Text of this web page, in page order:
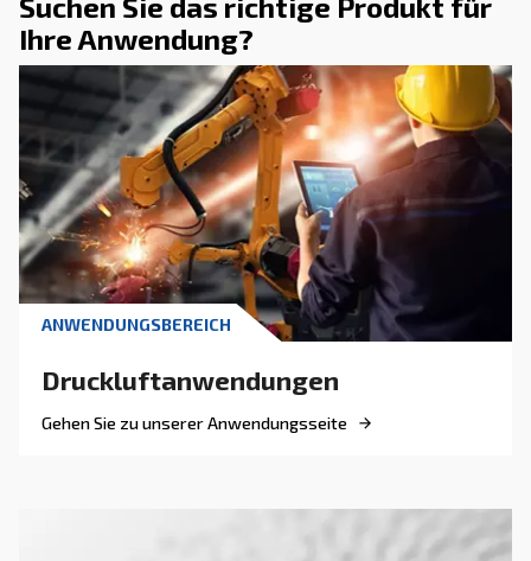
vorbeugende Maßnahmen
Erfahren Sie, warum Ihr Druckluftkompressor
kaltem Wetter nicht funktioniert und
effektive Lösungen und vorbeugende
ihn im Winter reibungslos laufen zu lassen.